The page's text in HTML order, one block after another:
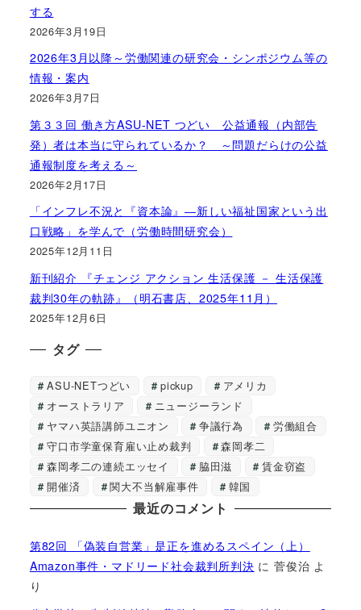
する
2026年3月19日
2026年3月以降～労働関連の研究会・シンポジウム等の
情報・案内
2026年3月7日
第３３回 働き方ASU-NET つどい 公益通報（内部告
発）者は本当に守られているか？ ～問題だらけの公益
通報制度を考える～
2026年2月17日
「インフレ不況と『資本論』―新しい福祉国家という出
口戦略」を学んで（労働時間研究会）
2025年12月11日
新刊紹介 『チェンジ アクション 生活保護 － 生活保護
裁判30年の軌跡』（明石書店、2025年11月）
2025年12月6日
タグ
ASU-NETつどい pickup
アメリカ
オーストラリア
ニュージーランド
ヤマハ英語講師ユニオン
争議行為
労働組合
守口市学童保育雇い止め裁判
森岡孝二
森岡孝二の連続エッセイ
脇田滋
賃金窃盗
開催済
関大不当解雇事件 韓国
最近のコメント
第82回 「偽装自営業」是正を進めるスペイン（上）
Amazon事件・マドリード社会裁判所判決 に菅俊治 よ
り